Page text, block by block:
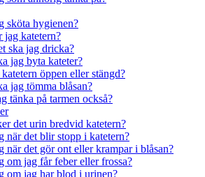
sköta hygienen?
katetern?
ska jag dricka?
jag byta kateter?
öppen eller stängd?
jag tömma blåsan?
tänka på tarmen också?
det urin bredvid katetern?
när det blir stopp i katetern?
när det gör ont eller krampar i blåsan?
om jag får feber eller frossa?
om jag har blod i urinen?